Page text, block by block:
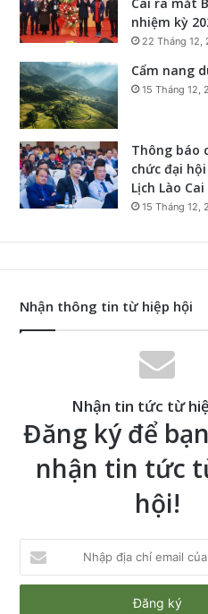
nhiệm kỳ
22 Tháng 12,
Cẩm nang
15 Tháng 12,
Thông báo
chức đại
Lịch Lào Cai
15 Tháng 12,
Nhận thông tin từ hiệp hội
Nhận tin tức từ
Đăng ký để
nhận tin tức
hội!
địa
chỉ